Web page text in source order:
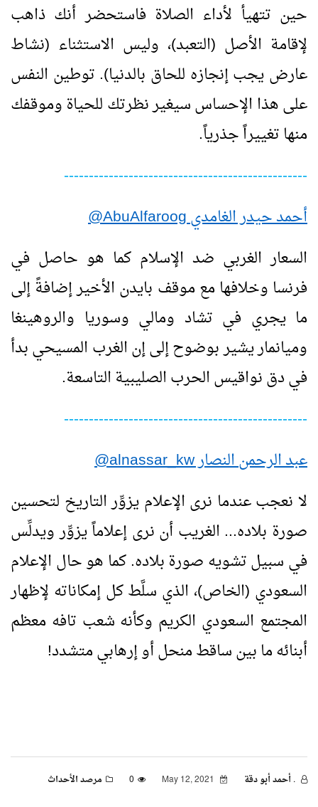
حين تتهيأ لأداء الصلاة فاستحضر أنك ذاهب
لإقامة الأصل (التعبد)، وليس الاستثناء (نشاط
عارض يجب إنجازه للحاق بالدنيا). توطين النفس
على هذا الإحساس سيغير نظرتك للحياة وموقفك
منها تغييراً جذرياً.
-------------------------------------------------
أحمد حيدر الغامديAbuAlfaroog
@
السعار الغربي ضد الإسلام كما هو حاصل في
فرنسا وخلافها مع موقف بايدن الأخير إضافةً إلى
ما يجري في تشاد ومالي وسوريا والروهينغا
وميانمار يشير بوضوح إلى إن الغرب المسيحي بدأ
في دق نواقيس الحرب الصليبية التاسعة.
-------------------------------------------------
عبد الرحمن النصارalnassar_kw
@
لا نعجب عندما نرى الإعلام يزوِّر التاريخ لتحسين
صورة بلاده... الغريب أن نرى إعلاماً يزوِّر ويدلِّس
في سبيل تشويه صورة بلاده. كما هو حال الإعلام
السعودي (الخاص)، الذي سلَّط كل إمكاناته لإظهار
المجتمع السعودي الكريم وكأنه شعب تافه معظم
أبنائه ما بين ساقط منحل أو إرهابي متشدد!
. أحمد أبو دقة 0 مرصد الأحداث